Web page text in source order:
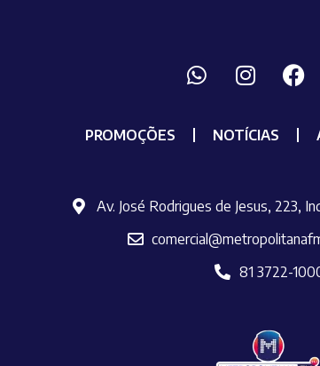
PROMOÇÕES NOTÍCIAS
Av. José Rodrigues de Jesus, 223,
81 3722-